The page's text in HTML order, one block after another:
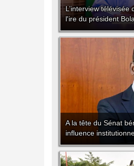
L’interview
l'ire du président
A la tête du Sénat
influence